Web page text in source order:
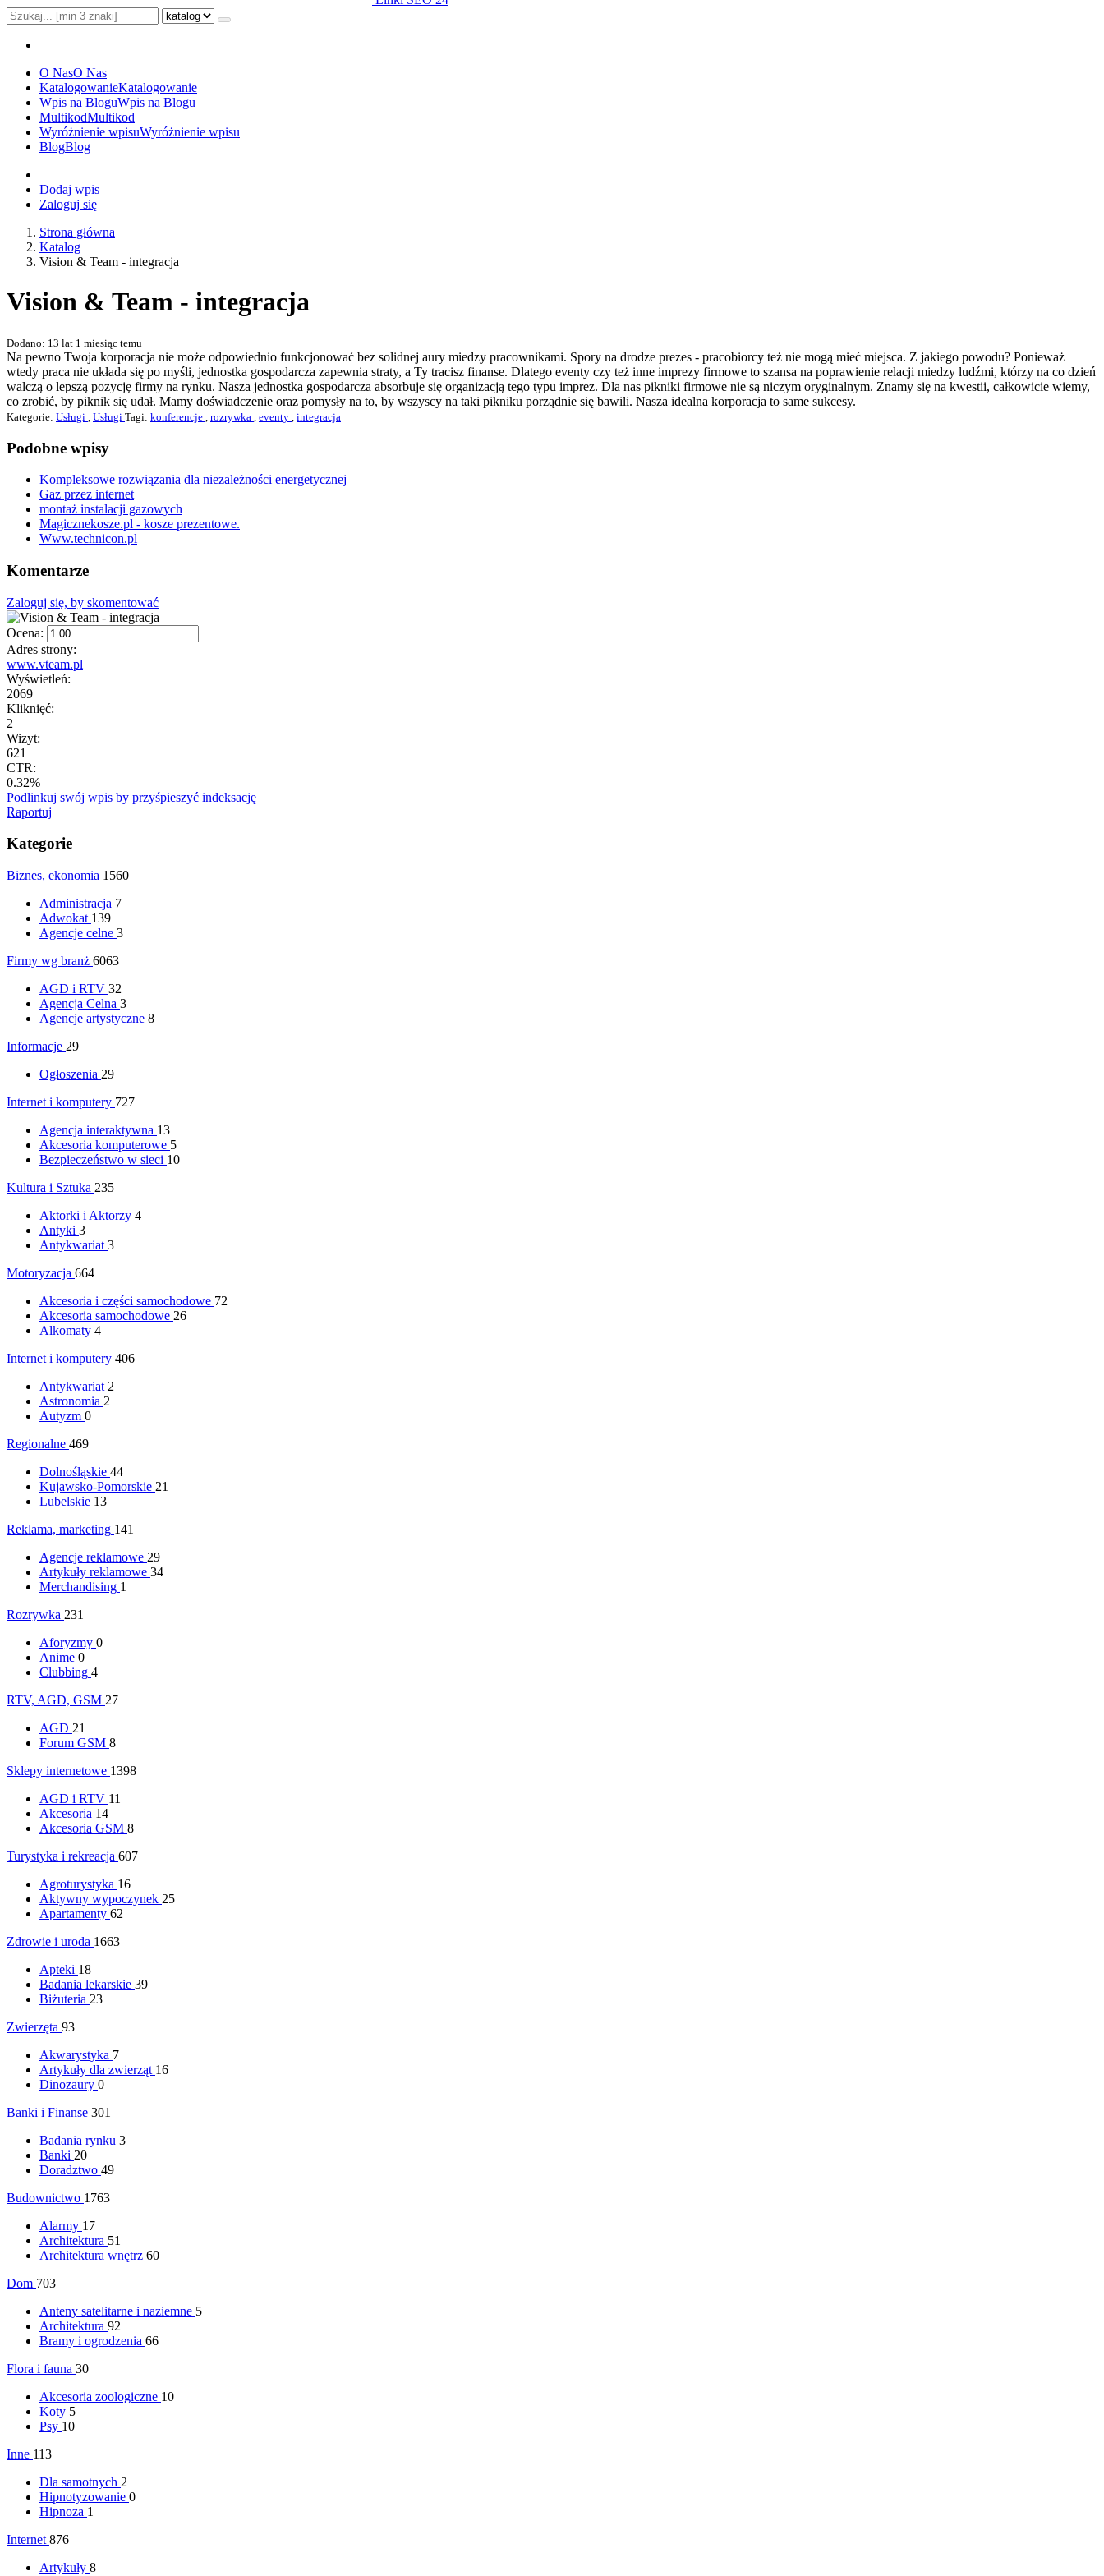
O NasO Nas
KatalogowanieKatalogowanie
Wpis na BloguWpis na Blogu
MultikodMultikod
Wyróżnienie wpisuWyróżnienie wpisu
BlogBlog
Dodaj wpis
Zaloguj się
Strona główna
Katalog
Vision & Team - integracja
Vision & Team - integracja
Dodano: 13 lat 1 miesiąc temu
Na pewno Twoja korporacja nie może odpowiednio funkcjonować bez solidnej aury miedzy pracownikami. Spory na drodze prezes - pracobiorcy też nie mogą mieć miejsca. Z jakiego powodu? Ponieważ
wtedy praca nie układa się po myśli, jednostka gospodarcza zapewnia straty, a Ty tracisz finanse. Dlatego eventy czy też inne imprezy firmowe to szansa na poprawienie relacji miedzy ludźmi, którzy na co dzień
walczą o lepszą pozycję firmy na rynku. Nasza jednostka gospodarcza absorbuje się organizacją tego typu imprez. Dla nas pikniki firmowe nie są niczym oryginalnym. Znamy się na kwestii, całkowicie wiemy,
co zrobić, by piknik się udał. Mamy doświadczenie oraz pomysły na to, by wszyscy na taki pikniku porządnie się bawili. Nasza idealna korporacja to same sukcesy.
Kategorie: Usługi Usługi Tagi: konferencje rozrywka eventy integracja
Podobne wpisy
Kompleksowe rozwiązania dla niezależności energetycznej
Gaz przez internet
montaż instalacji gazowych
Magicznekosze.pl - kosze prezentowe.
Www.technicon.pl
Komentarze
Zaloguj się, by skomentować
Ocena:
Adres strony:
www.vteam.pl
Wyświetleń:
2069
Kliknięć:
2
Wizyt:
621
CTR:
0.32%
Podlinkuj swój wpis by przyśpieszyć indeksację
Raportuj
Kategorie
Biznes, ekonomia 1560
Administracja 7
Adwokat 139
Agencje celne 3
Firmy wg branż 6063
AGD i RTV 32
Agencja Celna 3
Agencje artystyczne 8
Informacje 29
Ogłoszenia 29
Internet i komputery 727
Agencja interaktywna 13
Akcesoria komputerowe 5
Bezpieczeństwo w sieci 10
Kultura i Sztuka 235
Aktorki i Aktorzy 4
Antyki 3
Antykwariat 3
Motoryzacja 664
Akcesoria i części samochodowe 72
Akcesoria samochodowe 26
Alkomaty 4
Internet i komputery 406
Antykwariat 2
Astronomia 2
Autyzm 0
Regionalne 469
Dolnośląskie 44
Kujawsko-Pomorskie 21
Lubelskie 13
Reklama, marketing 141
Agencje reklamowe 29
Artykuły reklamowe 34
Merchandising 1
Rozrywka 231
Aforyzmy 0
Anime 0
Clubbing 4
RTV, AGD, GSM 27
AGD 21
Forum GSM 8
Sklepy internetowe 1398
AGD i RTV 11
Akcesoria 14
Akcesoria GSM 8
Turystyka i rekreacja 607
Agroturystyka 16
Aktywny wypoczynek 25
Apartamenty 62
Zdrowie i uroda 1663
Apteki 18
Badania lekarskie 39
Biżuteria 23
Zwierzęta 93
Akwarystyka 7
Artykuły dla zwierząt 16
Dinozaury 0
Banki i Finanse 301
Badania rynku 3
Banki 20
Doradztwo 49
Budownictwo 1763
Alarmy 17
Architektura 51
Architektura wnętrz 60
Dom 703
Anteny satelitarne i naziemne 5
Architektura 92
Bramy i ogrodzenia 66
Flora i fauna 30
Akcesoria zoologiczne 10
Koty 5
Psy 10
Inne 113
Dla samotnych 2
Hipnotyzowanie 0
Hipnoza 1
Internet 876
Artykuły 8